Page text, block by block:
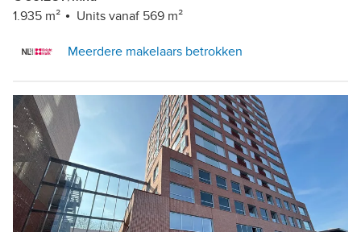
1.935 m²
Units vanaf 569 m²
Meerdere makelaars betrokken